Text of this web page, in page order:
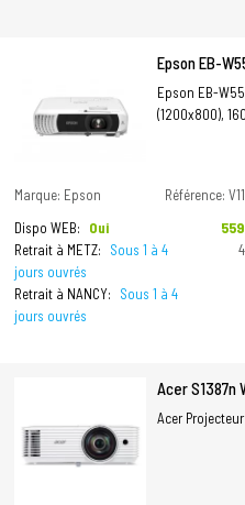
Epson EB-
Epson EB-
(1200x800),
Marque: Epson Référence:
Dispo WEB:
Oui
Retrait à METZ:
Sous 1 à 4
jours ouvrés
Retrait à NANCY:
Sous 1 à 4
jours ouvrés
Prix
Acer S1387n
Acer